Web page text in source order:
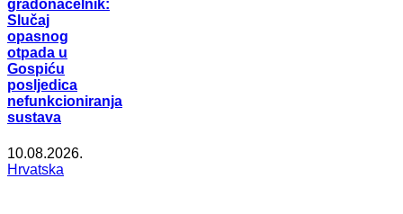
gradonačelnik:
Slučaj
opasnog
otpada u
Gospiću
posljedica
nefunkcioniranja
sustava
10.08.2026.
Hrvatska